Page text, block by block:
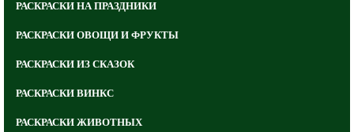
РАСКРАСКИ НА ПРАЗДНИКИ
РАСКРАСКИ ОВОЩИ И ФРУКТЫ
РАСКРАСКИ ИЗ СКАЗОК
РАСКРАСКИ ВИНКС
РАСКРАСКИ ЖИВОТНЫХ